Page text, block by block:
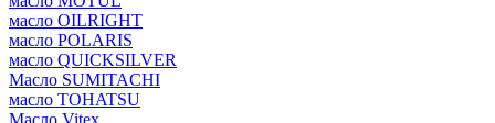
масло OILRIGHT
масло POLARIS
масло QUICKSILVER
Масло SUMITACHI
масло TOHATSU
Масло Vitex